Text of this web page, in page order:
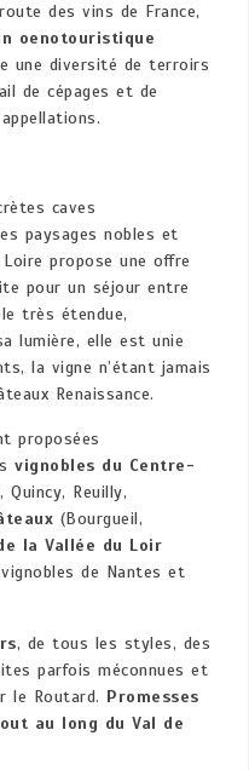
des vins de France,
oenotouristique
une diversité de terroirs
de cépages et de
caves
paysages nobles et
propose une offre
pour un séjour entre
très étendue,
lumière, elle est unie
la vigne n’étant jamais
Renaissance.
proposées
vignobles du Centre-
Quincy, Reuilly,
(Bourgueil,
la Vallée du Loir
de Nantes et
, de tous les styles, des
parfois méconnues et
le Routard. Promesses
au long du Val de